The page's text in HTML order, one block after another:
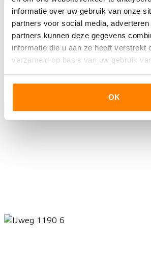
informatie over uw gebruik van onze
partners voor social media,
partners kunnen deze gegevens
informatie die u aan ze heeft verstrekt
verzameld op basis van uw gebruik
OK